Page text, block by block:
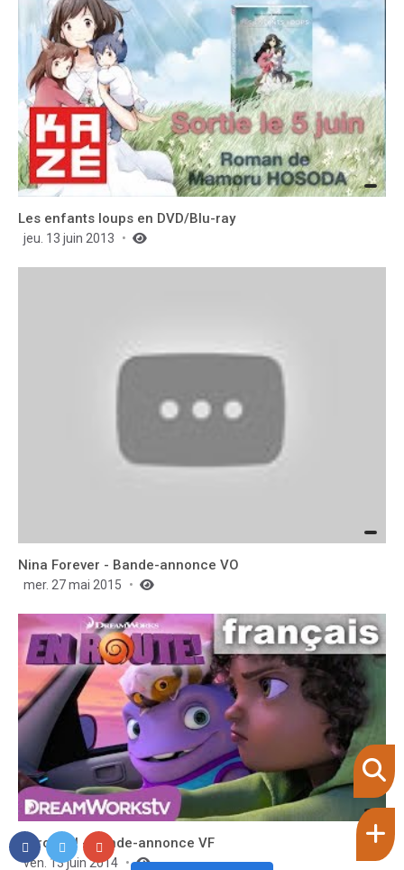
Les enfants loups en DVD/Blu-ray
jeu. 13 juin 2013
Nina Forever - Bande-annonce VO
mer. 27 mai 2015
En route ! - Bande-annonce VF
ven. 13 juin 2014